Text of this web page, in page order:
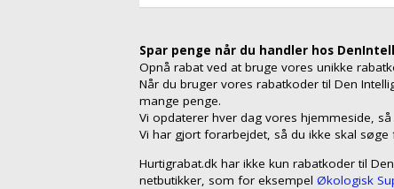
Spar penge når du handler hos
Opnå rabat ved at bruge vores unikke
Når du bruger vores rabatkoder til Den
mange penge.
Vi opdaterer hver dag vores hjemmeside,
Vi har gjort forarbejdet, så du ikke skal
Hurtigrabat.dk har ikke kun rabatkoder til
netbutikker, som for eksempel Økologisk